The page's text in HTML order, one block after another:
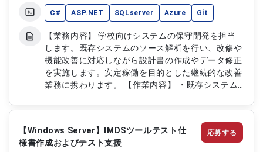
C# ASP.NET SQLserver Azure Git
【業務内容】 学校向けシステムの保守開発を担当
します。既存システムのソース解析を行い、改修や
機能改善に対応しながら設計書の作成やデータ修正
を実施します。安定稼働を目的とした継続的な改善
業務に携わります。 【作業内容】 ・既存システム
ータ修正 ・不具合調査対応 ・機能改善対応
【Windows Server】IMDSツールテスト仕
様書作成およびテスト支援
応募する